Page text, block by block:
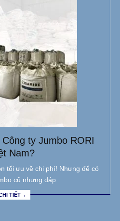
ty Jumbo RORI
Nam?
tối ưu về chi phí! Nhưng để có
cũ nhưng đáp
TIẾT→